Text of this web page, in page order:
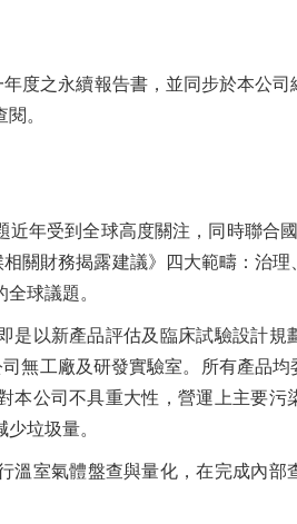
度之永續報告書，並同步於本公
。
年受到全球高度關注，同時聯合
關財務揭露建議》四大範疇：治
球議題。
是以新產品評估及臨床試驗設計
無工廠及研發實驗室。所有產品均
本公司不具重大性，營運上主要
垃圾量。
溫室氣體盤查與量化，在完成內